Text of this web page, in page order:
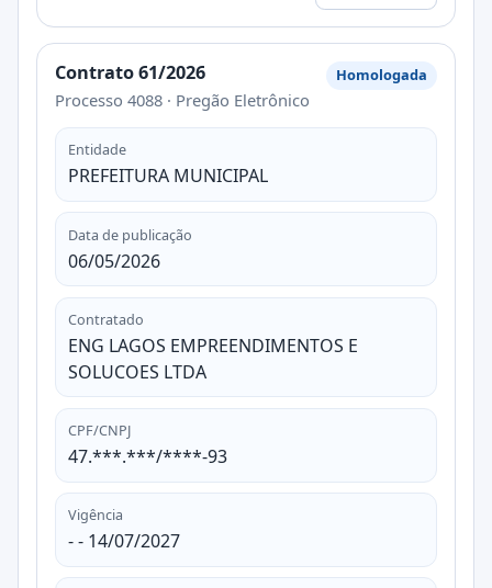
Contrato 61/2026
Processo 4088 · Pregão Eletrônico
Homologada
Entidade
PREFEITURA MUNICIPAL
Data de publicação
06/05/2026
Contratado
ENG LAGOS EMPREENDIMENTOS E
SOLUCOES LTDA
CPF/CNPJ
47.***.***/****-93
Vigência
- - 14/07/2027